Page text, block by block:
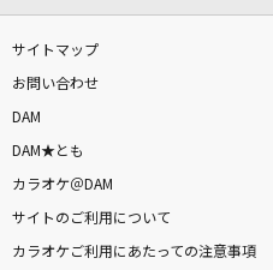
サイトマップ
お問い合わせ
DAM
DAM★とも
カラオケ＠DAM
サイトのご利用について
カラオケご利用にあたっての注意事項